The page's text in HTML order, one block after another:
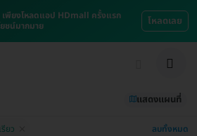
พียงโหลดแอป HDmall ครั้งแรก
ชน์มากมาย
โหลดเลย
แสดงแผนที่
ยว ลบทั้งหมด